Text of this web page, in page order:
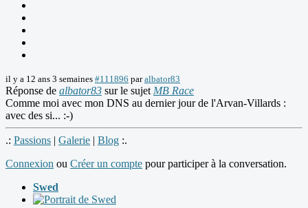
il y a 12 ans 3 semaines #111896 paralbator83
Réponse de albator83 sur le sujet MB Race
Comme moi avec mon DNS au dernier jour de l'Arvan-Villards :
avec des si... :-)
.: Passions | Galerie | Blog :.
Connexion ou Créer un compte pour participer à la conversation.
Swed